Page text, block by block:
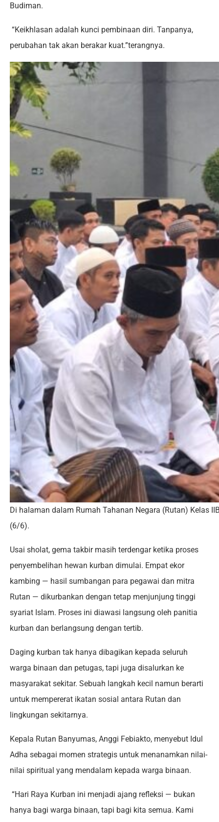
Budiman.
“Keikhlasan adalah kunci pembinaan diri. Tanpanya,
perubahan tak akan berakar kuat.”terangnya.
Di halaman dalam Rumah Tahanan Negara (Rutan) Kelas
(6/6).
Usai sholat, gema takbir masih terdengar ketika proses
penyembelihan hewan kurban dimulai. Empat ekor
kambing — hasil sumbangan para pegawai dan mitra
Rutan — dikurbankan dengan tetap menjunjung tinggi
syariat Islam. Proses ini diawasi langsung oleh panitia
kurban dan berlangsung dengan tertib.
Daging kurban tak hanya dibagikan kepada seluruh
warga binaan dan petugas, tapi juga disalurkan ke
masyarakat sekitar. Sebuah langkah kecil namun berarti
untuk mempererat ikatan sosial antara Rutan dan
lingkungan sekitarnya.
Kepala Rutan Banyumas, Anggi Febiakto, menyebut Idul
Adha sebagai momen strategis untuk menanamkan nilai-
nilai spiritual yang mendalam kepada warga binaan.
“Hari Raya Kurban ini menjadi ajang refleksi — bukan
hanya bagi warga binaan, tapi bagi kita semua. Kami